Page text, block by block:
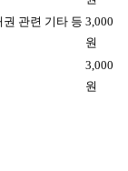
관련 기타 등 3,000
원
3,000
원